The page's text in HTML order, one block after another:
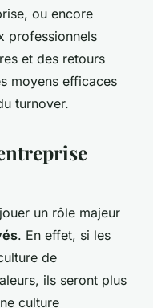
ou encore
professionnels
et des retours
moyens efficaces
turnover.
un rôle majeur
. En effet, si les
de
ils seront plus
culture